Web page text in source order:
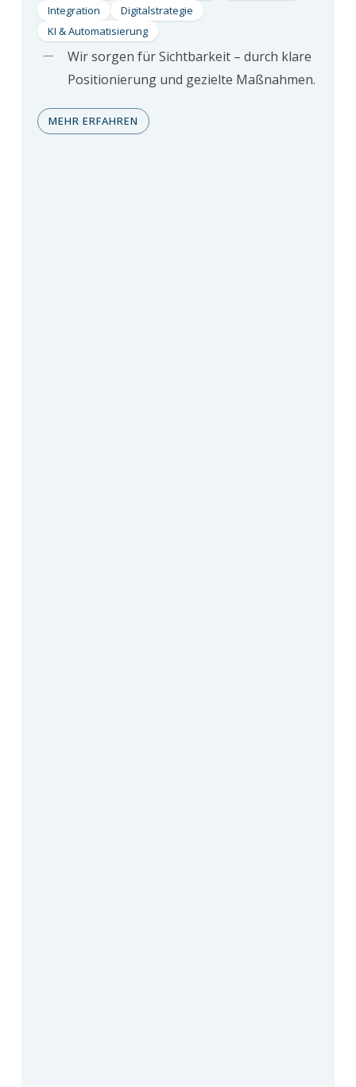
Integration
Digitalstrategie
KI & Automatisierung
Wir sorgen für Sichtbarkeit – durch klare
Positionierung und gezielte Maßnahmen.
MEHR ERFAHREN